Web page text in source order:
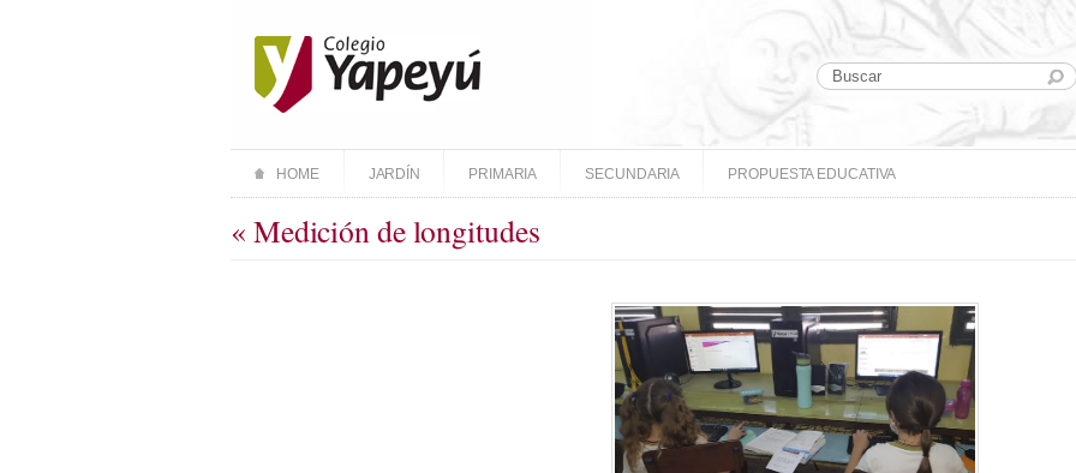
HOME JARDÍN PRIMARIA SECUNDARIA PROPUESTA EDUCATIVA
« Medición de longitudes